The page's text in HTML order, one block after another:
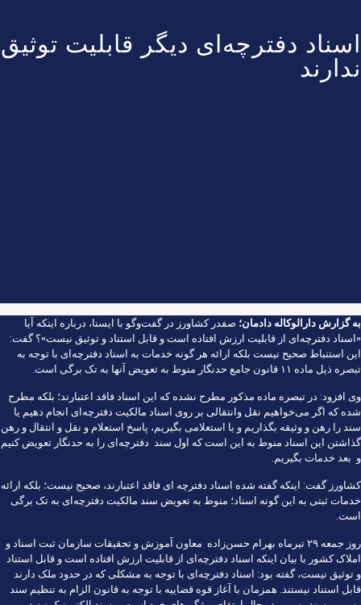
اسناد دفترچه‌ای دیگر قابلیت توثیق
ندارند
به گزارش دارالوکاله دادمان؛ صفدر کشاورز در گفت‌وگو با ایسنا، درباره اینکه آیا
«اسناد دفترچه‌ای از قابلیت ارزش افتاده است و قابل استناد و توثیق نیست»؟ گفت:
این استنباط صحیح نیست بلکه ارائه هر گونه خدمات به اسناد دفترچه‌ای با توجه به
تبصره ذیل ماده ۱۱ قانون جامع حدنگار منوط به تعویض آنها به تک برگی است.
وی افزود: در تبصره ماده مذکور مطرح نشده که این اسناد فاقد اعتبارند؛ بلکه مطرح
شده که اگر می‌خواهیم نقل وانتقالی بر روی اسناد مالکیت دفترچه‌ای انجام دهیم یا
سند را رهن و وثیقه بگذاریم و یا استعلامی بگیریم، پاسخ استعلام و نقل و انتقال و رهن
گذاشتن این اسناد منوط به این است که اول سند دفترچه‌ای را به حدنگار تعویض کنیم
و بعد خدمات بگیریم.
کشاورز گفت: اینکه گفته شده اسناد دفترچه ای فاقد اعتبارند، صحیح نیست؛ بلکه ارائه
خدمات ثبتی به این گونه اسناد؛ منوط به تعویض سند مالکیت دفترچه‌ای به تک برگی
است.
روز جمعه ۲۹ تیرماه بهرام حسن‌زاده معاون آموزش و تحقیقات سازمان ثبت اسناد و
املاک کشور با بیان اینکه اسناد دفترچه‌ای از قابلیت ارزش افتاده است و قابل استناد
و توثیق نیست، گفته بود: اسناد دفترچه‌ای با توجه به مشکلی که در حدود ملک دارند
قابل استناد نیستند. همزمان با آغاز قوه قضاییه با توجه به قانون الزام به تنظیم سند